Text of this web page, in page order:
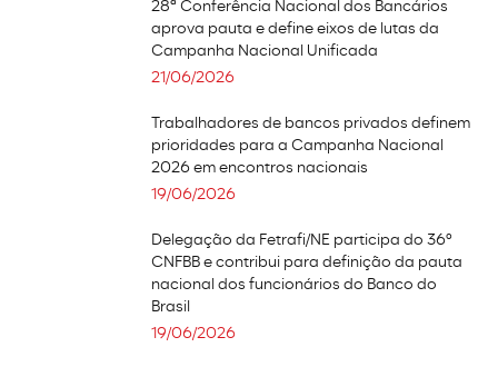
28ª Conferência Nacional dos Bancários
aprova pauta e define eixos de lutas da
Campanha Nacional Unificada
21/06/2026
Trabalhadores de bancos privados definem
prioridades para a Campanha Nacional
2026 em encontros nacionais
19/06/2026
Delegação da Fetrafi/NE participa do 36º
CNFBB e contribui para definição da pauta
nacional dos funcionários do Banco do
Brasil
19/06/2026